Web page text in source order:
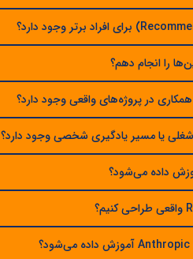
در پروژه‌های واقعی وجود دارد؟
یا مسیر یادگیری شخصی وجود دارد؟